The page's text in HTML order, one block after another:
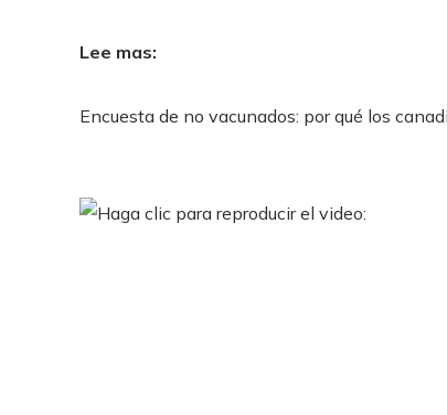
Lee mas:
Encuesta de no vacunados: por qué los